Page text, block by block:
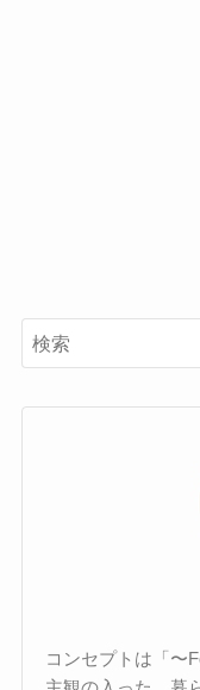
コンセプトは「〜